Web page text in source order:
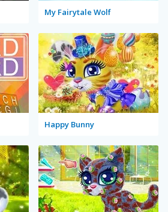
My Fairytale Wolf
Happy Bunny